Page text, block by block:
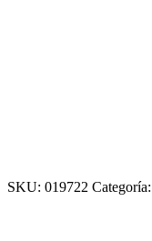
SKU: 019722 Categoría: